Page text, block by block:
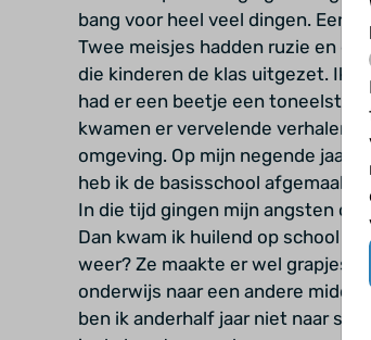
bang voor heel veel dingen. Een
Twee meisjes hadden ruzie en
die kinderen de klas uitgezet. Ik
had er een beetje een
kwamen er vervelende verhalen;
omgeving. Op mijn negende jaar
heb ik de basisschool afgemaakt.
In die tijd gingen mijn angsten
Dan kwam ik huilend op school
weer? Ze maakte er wel grapjes
onderwijs naar een andere
ben ik anderhalf jaar niet naar